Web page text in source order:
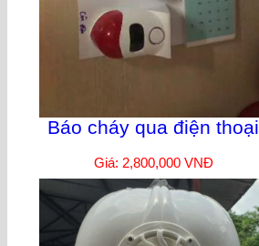
Báo cháy qua điện thoại
Giá: 2,800,000 VNĐ